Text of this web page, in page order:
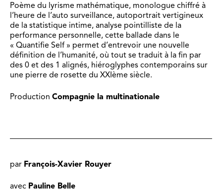
Poème du lyrisme mathématique, monologue chiffré à
l’heure de l’auto surveillance, autoportrait vertigineux
de la statistique intime, analyse pointilliste de la
performance personnelle, cette ballade dans le
« Quantifie Self » permet d’entrevoir une nouvelle
définition de l’humanité, où tout se traduit à la fin par
des 0 et des 1 alignés, hiéroglyphes contemporains sur
une pierre de rosette du XXIème siècle.
Production Compagnie la multinationale
par François-Xavier Rouyer
avec Pauline Belle